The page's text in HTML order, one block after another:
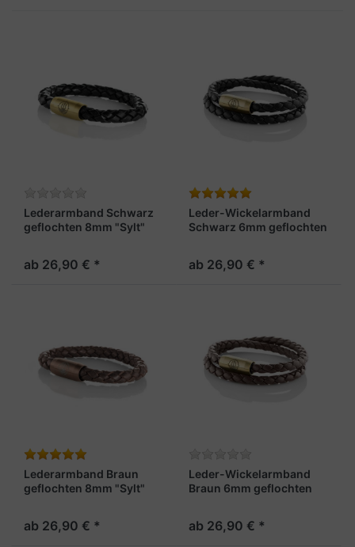
Lederarmband Schwarz
geflochten 8mm "Sylt"
ab 26,90 € *
Leder-Wickelarmband
Schwarz 6mm geflochten
ab 26,90 € *
Lederarmband Braun
geflochten 8mm "Sylt"
ab 26,90 € *
Leder-Wickelarmband
Braun 6mm geflochten
ab 26,90 € *